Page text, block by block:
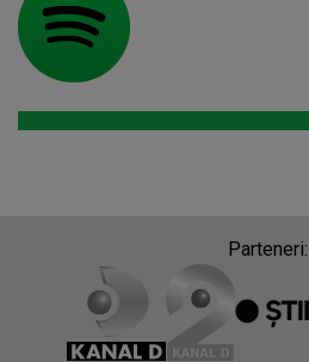
Parteneri: